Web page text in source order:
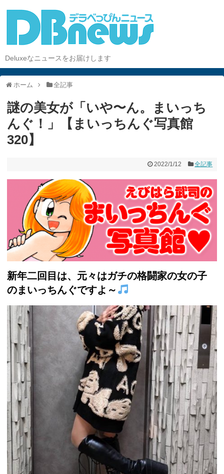
Deluxeなニュースをお届けします
ホーム 全記事
謎の美女が「いや〜ん。まいっち
んぐ！」【まいっちんぐ写真館
320】
2022/1/12 全記事
新年二回目は、元々はガチの格闘家の女の子
のまいっちんぐですよ～